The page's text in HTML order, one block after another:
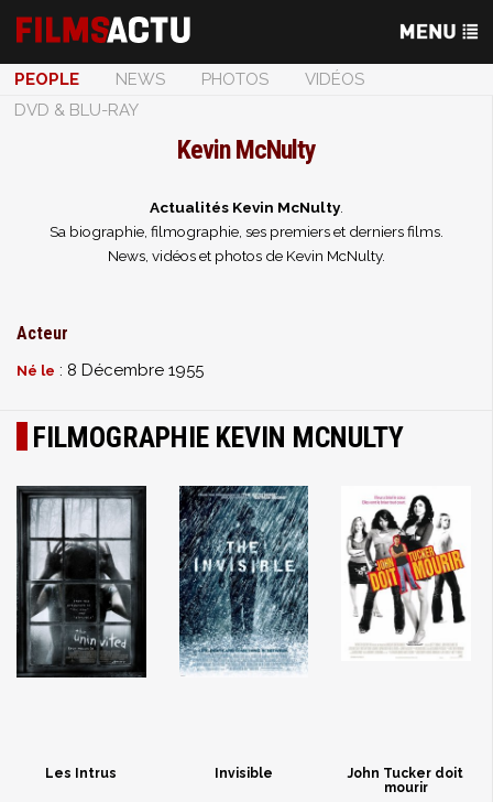
PEOPLE NEWS PHOTOS
VIDÉOS
DVD & BLU-RAY
Kevin McNulty
Actualités Kevin McNulty.
Sa biographie, filmographie, ses premiers et derniers films.
News, vidéos et photos de Kevin McNulty.
Acteur
Né le : 8 Décembre 1955
FILMOGRAPHIE KEVIN MCNULTY
Les Intrus Invisible
John Tucker doit
mourir